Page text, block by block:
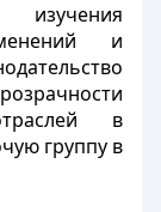
и
в
группу в